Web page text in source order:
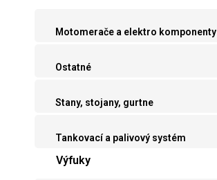
Motomerače a elektro komponenty
Ostatné
Stany, stojany, gurtne
Tankovací a palivový systém
Výfuky